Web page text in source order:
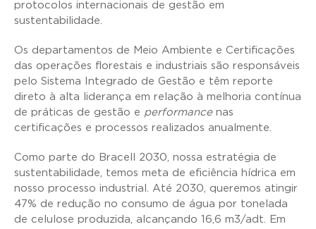
protocolos internacionais de gestão em
sustentabilidade.
Os departamentos de Meio Ambiente e Certificações
das operações florestais e industriais são responsáveis
pelo Sistema Integrado de Gestão e têm reporte
direto à alta liderança em relação à melhoria contínua
de práticas de gestão e performancenas
certificações e processos realizados anualmente.
Como parte do Bracell 2030, nossa estratégia de
sustentabilidade, temos meta de eficiência hídrica em
nosso processo industrial. Até 2030, queremos atingir
47% de redução no consumo de água por tonelada
de celulose produzida, alcançando 16,6 m3/adt. Em